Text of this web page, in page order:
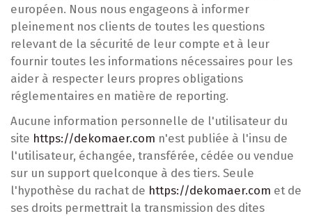
européen. Nous nous engageons à informer
pleinement nos clients de toutes les questions
relevant de la sécurité de leur compte et à leur
fournir toutes les informations nécessaires pour les
aider à respecter leurs propres obligations
réglementaires en matière de reporting.
Aucune information personnelle de l'utilisateur du
site https://dekomaer.com n'est publiée à l'insu de
l'utilisateur, échangée, transférée, cédée ou vendue
sur un support quelconque à des tiers. Seule
l'hypothèse du rachat de https://dekomaer.com et de
ses droits permettrait la transmission des dites